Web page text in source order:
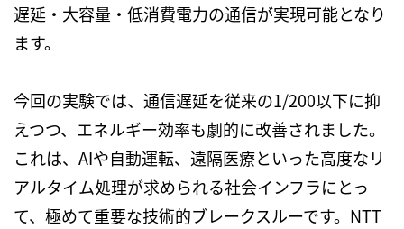
遅延・大容量・低消費電力の通信が実現可能となり
ます。
今回の実験では、通信遅延を従来の1/200以下に抑
えつつ、エネルギー効率も劇的に改善されました。
これは、 AIや自動運転、遠隔医療といった高度なリ
アルタイム処理が求められる社会インフラにとっ
て、極めて重要な技術的ブレークスルーです。 NTT